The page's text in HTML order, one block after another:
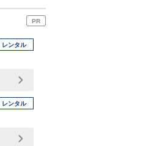
PR
レンタル
レンタル